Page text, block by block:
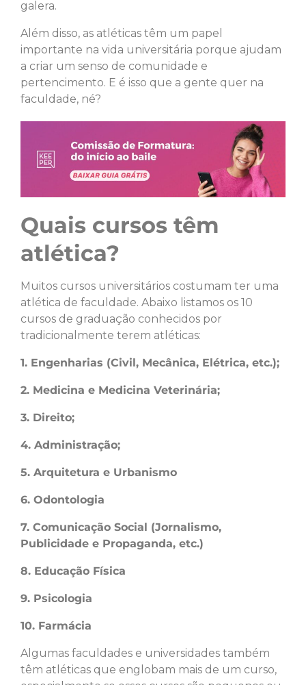
galera.
Além disso, as atléticas têm um papel
importante na vida universitária porque ajudam
a criar um senso de comunidade e
pertencimento. E é isso que a gente quer na
faculdade, né?
Quais cursos têm
atlética?
Muitos cursos universitários costumam ter uma
atlética de faculdade. Abaixo listamos os 10
cursos de graduação conhecidos por
tradicionalmente terem atléticas:
1. Engenharias (Civil, Mecânica, Elétrica, etc.);
2. Medicina e Medicina Veterinária;
3. Direito;
4. Administração;
5. Arquitetura e Urbanismo
6. Odontologia
7. Comunicação Social (Jornalismo,
Publicidade e Propaganda, etc.)
8. Educação Física
9. Psicologia
10. Farmácia
Algumas faculdades e universidades também
têm atléticas que englobam mais de um curso,